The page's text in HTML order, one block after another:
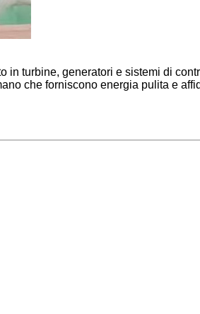
in turbine, generatori e sistemi di
che forniscono energia pulita e